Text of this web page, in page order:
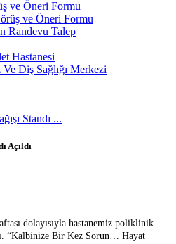
ve Öneri Formu
ve Öneri Formu
Randevu Talep
Hastanesi
Ve Diş Sağlığı Merkezi
Standı ...
Açıldı
dolayısıyla hastanemiz poliklinik
“Kalbinize Bir Kez Sorun… Hayat